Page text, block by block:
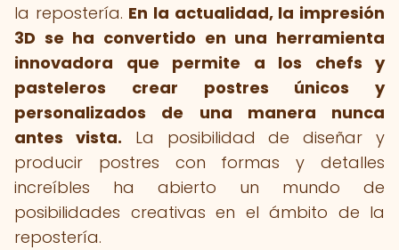
la repostería. En la actualidad, la impresión
3D se ha convertido en una herramienta
innovadora que permite a los chefs y
pasteleros crear postres únicos y
personalizados de una manera nunca
antes vista. La posibilidad de diseñar y
producir postres con formas y detalles
increíbles ha abierto un mundo de
posibilidades creativas en el ámbito de la
repostería.